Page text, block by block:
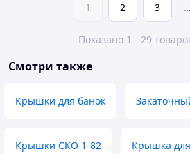
1 2 3 ...
Показано 1 - 29
Смотри также
Крышки для банок
Крышки СКО 1-82 Крышка